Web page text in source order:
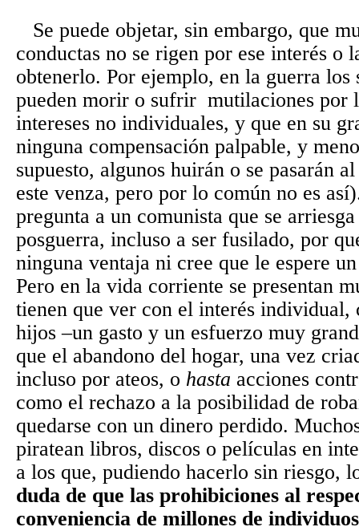
Se puede objetar, sin embargo, que
conductas no se rigen por ese interés o
obtenerlo. Por ejemplo, en la guerra los
pueden morir o sufrir mutilaciones por
intereses no individuales, y que en su
ninguna compensación palpable, y
supuesto, algunos huirán o se pasarán
este venza, pero por lo común no es
pregunta a un comunista que se
posguerra, incluso a ser fusilado, por
ninguna ventaja ni cree que le espere
Pero en la vida corriente se presentan
tienen que ver con el interés individual,
hijos –un gasto y un esfuerzo muy
que el abandono del hogar, una vez
incluso por ateos, o hasta acciones
como el rechazo a la posibilidad de
quedarse con un dinero perdido.
piratean libros, discos o películas en
a los que, pudiendo hacerlo sin riesgo,
duda de que las prohibiciones al
conveniencia de millones de individuos